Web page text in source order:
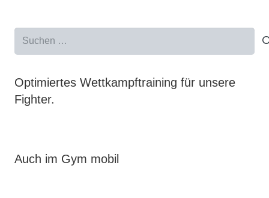
Optimiertes Wettkampftraining für unsere
Fighter.
Auch im Gym mobil